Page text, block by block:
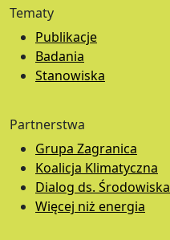
Tematy
Publikacje
Badania
Stanowiska
Partnerstwa
Grupa Zagranica
Koalicja Klimatyczna
Dialog ds. Środowiska
Więcej niż energia